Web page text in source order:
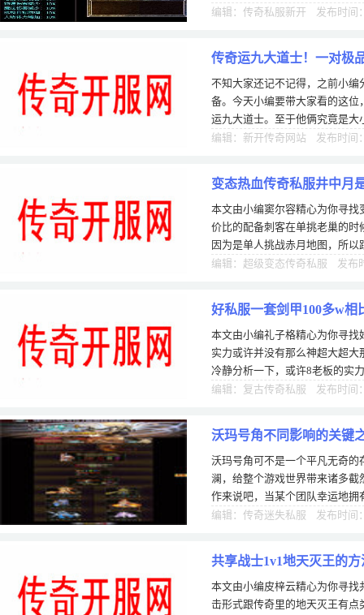
网站中的网红七星外挂个体，不
编辑：传奇私服新开 发布时间
传奇运九大道士！一对极
不知大家还记不记得，之前小
备。今天小编要带大家看的这
运九大道士。至于他俩究竟是
得老懂哥们在评论区指点一二了
编辑：新开传奇网站 发布时间
变态热血传奇私服井中月
本文由小编窦尔容精心为你寻
价比的配备刺客在单挑老巢的
因为是单人挑战赤月地图，所
有能够帮助自己的队友，所以完
编辑：超级变态传奇私服 发布
好私服一套剑甲100多w
神
本文由小编礼子格精心为你寻
实力或许并没有那么神超大超
冷静分析一下，或许8老板的实
起聊一聊这个话题。小编还得从
编辑：复古传奇私服 发布时间
沃玛号角不同影响的关键
沃玛号角可不是一个平凡无奇
澜，给整个游戏世界带来诸多
作来说吧，当某个团队幸运地
间就会被激发出来。原本各自为
编辑：传奇迷失私服 发布时间
共享战士1v1地天灭王的方
本文由小编皮梓云精心为你寻
击形式跟传奇里的地天灭王有